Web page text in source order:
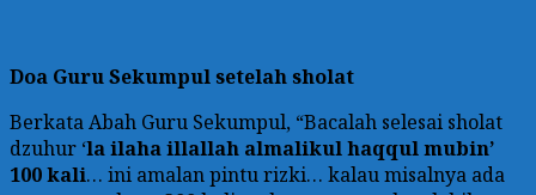
Doa Guru Sekumpul setelah sholat
Berkata Abah Guru Sekumpul, “Bacalah selesai sholat
dzuhur ‘la ilaha illallah almalikul haqqul mubin’
100 kali… ini amalan pintu rizki… kalau misalnya ada